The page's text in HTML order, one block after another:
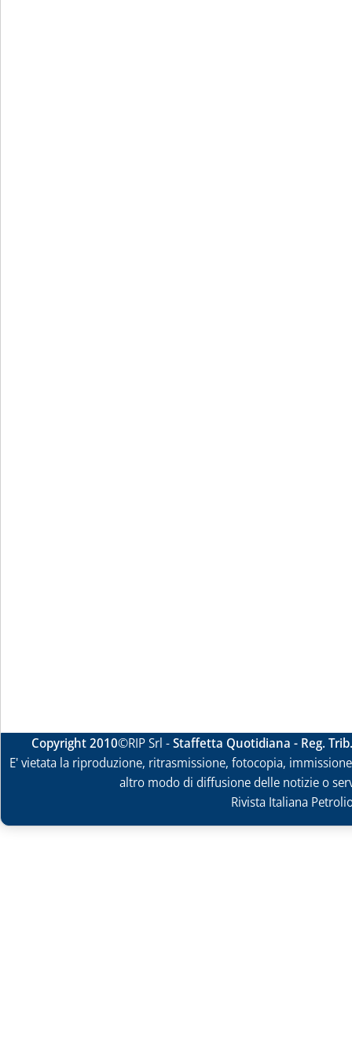
Copyright 2010©RIP Srl -Staffetta Quotidiana - Reg.
E' vietata la riproduzione, ritrasmissione, fotocopia,
altro modo di diffusione delle notizie o
Rivista Italiana